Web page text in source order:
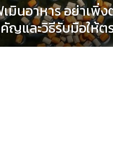
มินอาหาร อย่าเพิ่ง
ญและวิธีรับมือให้ต